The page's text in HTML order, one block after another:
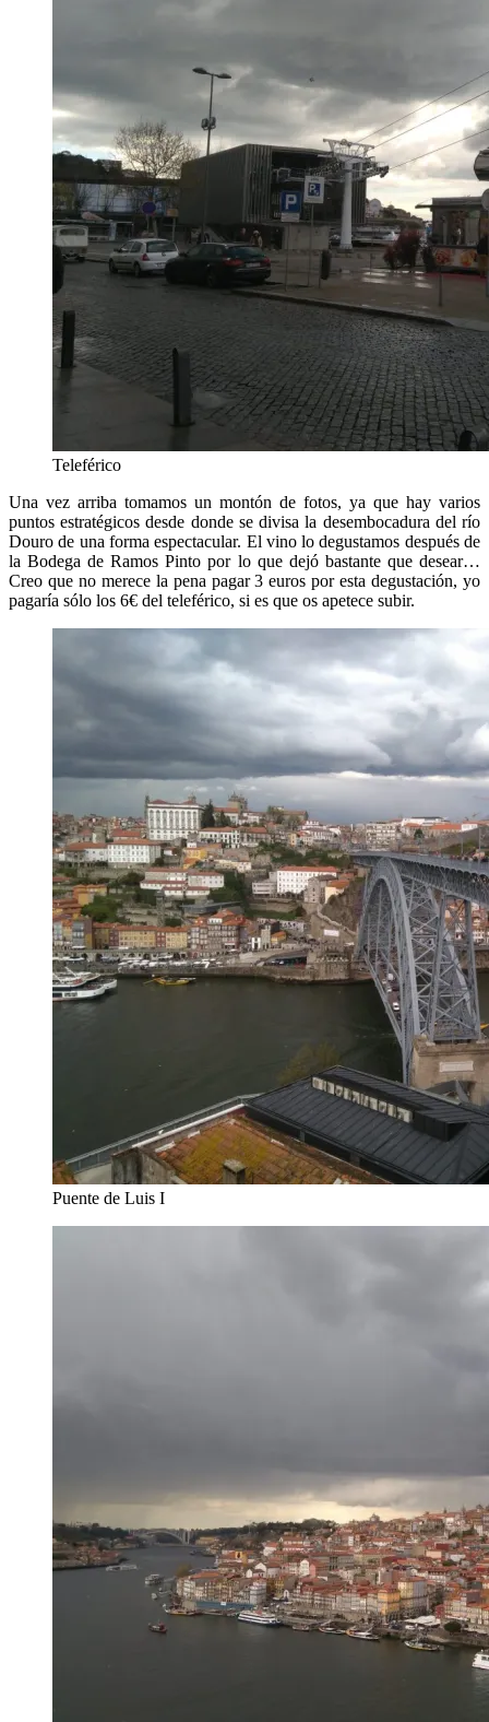
Teleférico
Una vez arriba tomamos un montón de fotos, ya que hay varios
puntos estratégicos desde donde se divisa la desembocadura del río
Douro de una forma espectacular. El vino lo degustamos después de
la Bodega de Ramos Pinto por lo que dejó bastante que desear…
Creo que no merece la pena pagar 3 euros por esta degustación, yo
pagaría sólo los 6€ del teleférico, si es que os apetece subir.
Puente de Luis I